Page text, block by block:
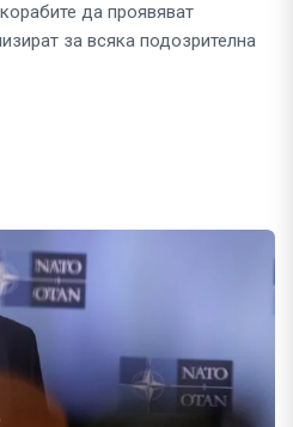
да проявяват
за всяка подозрителна